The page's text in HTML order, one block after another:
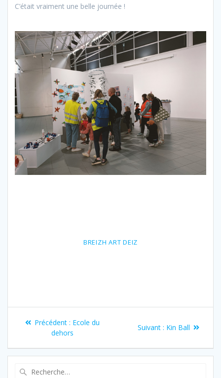
C’était vraiment une belle journée !
BREIZH ART DEIZ
Navigation
l’article
Précédent : Article
précédent
Ecole du
dehors
Suivant : Article
:
Kin Ball